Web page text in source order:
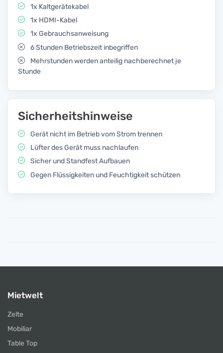
1x Kaltgerätekabel
1x HDMI-Kabel
1x Gebrauchsanweisung
6 Stunden Betriebszeit inbegriffen
Mehrstunden werden anteilig nachberechnet je
Stunde
Sicherheitshinweise
Gerät nicht im Betrieb vom Strom trennen
Lüfter des Gerät muss nachlaufen
Sicher und Standfest Aufbauen
Gegen Flüssigkeiten und Feuchtigkeit schützen
Mietwelt
Zelte
Mobiliar
Table Top